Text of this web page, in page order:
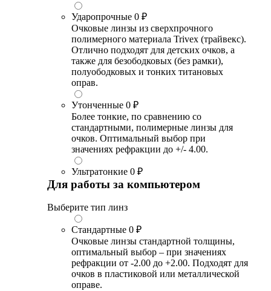
Ударопрочные 0 ₽
Очковые линзы из сверхпрочного
полимерного материала Trivex (трайвекс).
Отлично подходят для детских очков, а
также для безободковых (без рамки),
полуободковых и тонких титановых
оправ.
Утонченные 0 ₽
Более тонкие, по сравнению со
стандартными, полимерные линзы для
очков. Оптимальный выбор при
значениях рефракции до +/- 4.00.
Ультратонкие 0 ₽
Для работы за компьютером
Выберите тип линз
Стандартные 0 ₽
Очковые линзы стандартной толщины,
оптимальный выбор – при значениях
рефракции от -2.00 до +2.00. Подходят для
очков в пластиковой или металлической
оправе.